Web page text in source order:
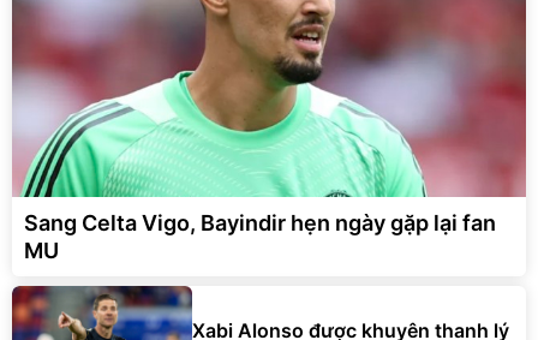
Sang Celta Vigo, Bayindir hẹn ngày gặp lại fan
MU
Xabi Alonso được khuyên thanh lý